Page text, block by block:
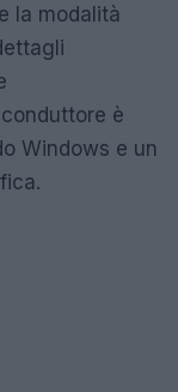
la modalità
è
Windows e un